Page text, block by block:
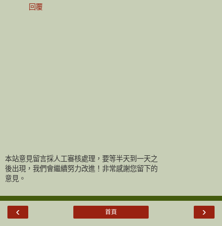
回覆
本站意見留言採人工審核處理，要等半天到一天之
後出現，我們會繼續努力改進！非常感謝您留下的
意見。
‹ ›
首頁